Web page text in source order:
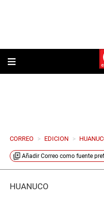
CORREO > EDICION >
Añadir Correo como fuente
HUÁNUCO